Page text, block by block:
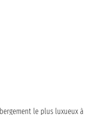
le plus luxueux à